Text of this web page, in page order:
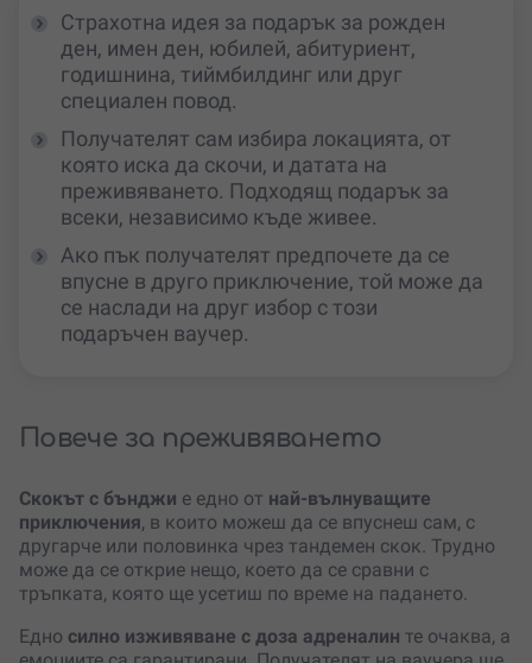
Страхотна идея за подарък за рожден
ден, имен ден, юбилей, абитуриент,
годишнина, тиймбилдинг или друг
специален повод.
Получателят сам избира локацията, от
която иска да скочи, и датата на
преживяването. Подходящ подарък за
всеки, независимо къде живее.
Ако пък получателят предпочете да се
впусне в друго приключение, той може да
се наслади на друг избор с този
подаръчен ваучер.
Повече за преживяването
Скокът с бънджи е едно от най-вълнуващите
приключения, в които можеш да се впуснеш сам, с
другарче или половинка чрез тандемен скок. Трудно
може да се открие нещо, което да се сравни с
тръпката, която ще усетиш по време на падането.
Едно силно изживяване с доза адреналин те очаква, а